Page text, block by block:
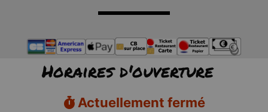
Horaires d'ouverture
Actuellement fermé